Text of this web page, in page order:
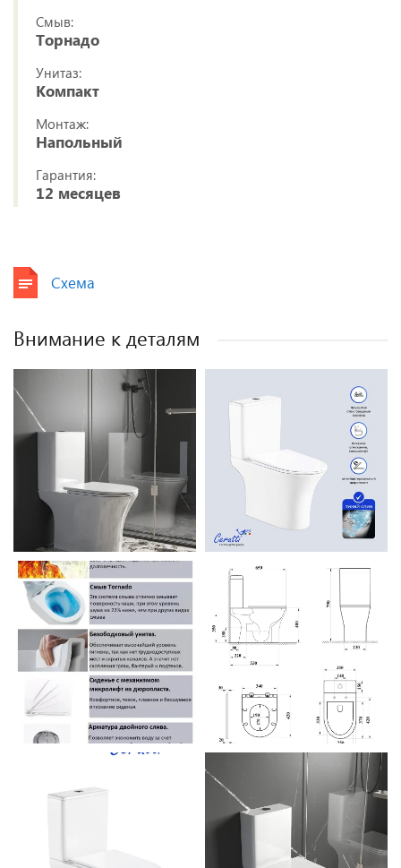
Смыв:
Торнадо
Унитаз:
Компакт
Монтаж:
Напольный
Гарантия:
12 месяцев
Схема
Внимание к деталям